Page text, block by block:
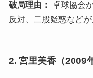
破局理由： 卓球協会
反対、二股疑惑など
2. 宮里美香（2009